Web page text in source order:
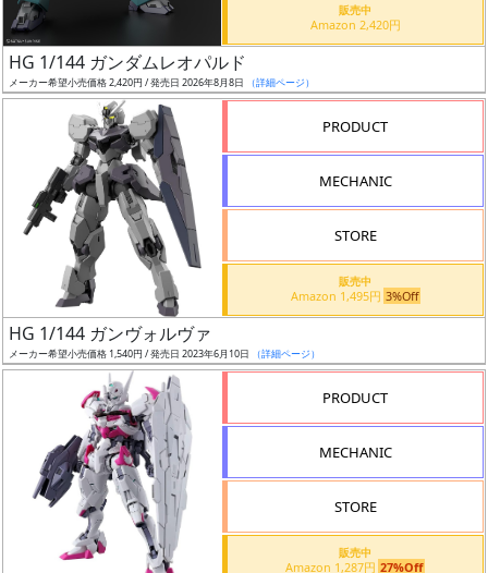
状
況
売
開
抽
選
販売中
Amazon 2,420円
HG 1/144 ガンダムレオパルド
メーカー希望小売価格 2,420円 / 発売日 2026年8月8日 （詳細ページ）
PRODUCT
MECHANIC
STORE
販売中
Amazon 1,495円 3%Off
HG 1/144 ガンヴォルヴァ
メーカー希望小売価格 1,540円 / 発売日 2023年6月10日 （詳細ページ）
PRODUCT
MECHANIC
STORE
販売中
Amazon 1,287円 27%Off